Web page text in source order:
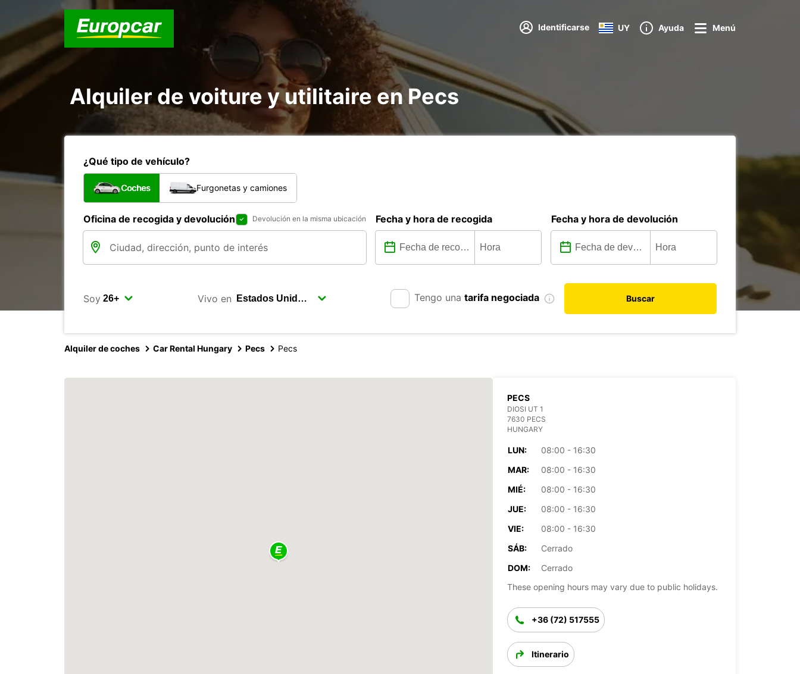
Identificarse UY Ayuda Menú
Alquiler de voiture y utilitaire en Pecs
¿Qué tipo de vehículo?
Coches Furgonetas y camiones
Oficina de recogida y devolución Devolución en la misma ubicación Fecha y hora de recogida Fecha y hora de devolución
Soy Vivo en Tengo una tarifa negociada Buscar
Alquiler de coches Car Rental Hungary Pecs Pecs
PECS
DIOSI UT 1
7630 PECS
HUNGARY
LUN:
08:00 - 16:30
MAR:
08:00 - 16:30
MIÉ:
08:00 - 16:30
JUE:
08:00 - 16:30
VIE:
08:00 - 16:30
SÁB:
Cerrado
DOM:
Cerrado
These opening hours may vary due to public holidays.
+36 (72) 517555
Itinerario